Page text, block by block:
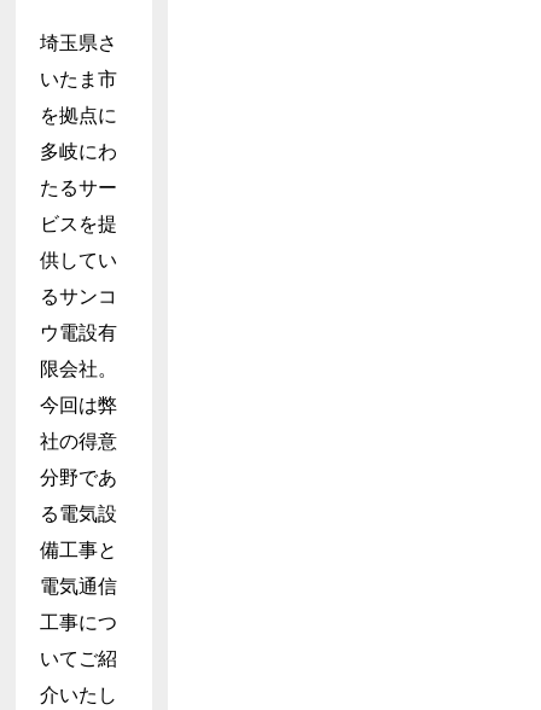
埼玉県さ
いたま市
を拠点に
多岐にわ
たるサー
ビスを提
供してい
るサンコ
ウ電設有
限会社。
今回は弊
社の得意
分野であ
る電気設
備工事と
電気通信
工事につ
いてご紹
介いたし